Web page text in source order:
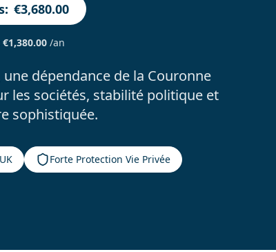
: €3,680.00
€1,380.00 /an
dépendance de la Couronne
les sociétés, stabilité politique et
sophistiquée.
Forte Protection Vie Privée